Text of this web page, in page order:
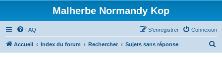
Malherbe Normandy Kop
FAQ Connexion
S’enregistrer
Accueil Index du forum Rechercher Sujets sans réponse